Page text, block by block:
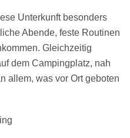
Unterkunft besonders
Abende, feste Routinen
Gleichzeitig
dem Campingplatz, nah
allem, was vor Ort geboten